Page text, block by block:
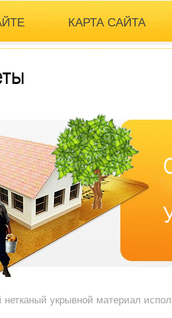
КАРТА САЙТА
нетканый укрывной материал